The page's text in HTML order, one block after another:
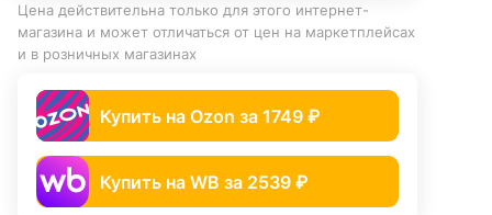
Цена действительна только для этого интернет-
магазина и может отличаться от цен на маркетплейсах
и в розничных магазинах
Купить на Ozon за 1749 ₽
Купить на WB за 2539 ₽